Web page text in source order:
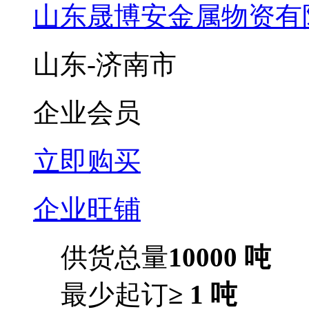
山东晟博安金属物资
山东-济南市
企业会员
立即购买
企业旺铺
供货总量10000 吨
最少起订≥ 1 吨